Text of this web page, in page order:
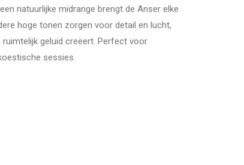
natuurlijke midrange brengt de Anser elke
hoge tonen zorgen voor detail en lucht,
geluid creëert. Perfect voor
sessies.